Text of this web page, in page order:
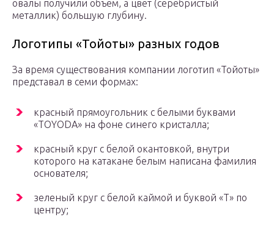
овалы получили объем, а цвет (серебристый
металлик) большую глубину.
Логотипы «Тойоты» разных годов
За время существования компании логотип «Тойоты»
представал в семи формах:
красный прямоугольник с белыми буквами
«TOYODA» на фоне синего кристалла;
красный круг с белой окантовкой, внутри
которого на катакане белым написана фамилия
основателя;
зеленый круг с белой каймой и буквой «Т» по
центру;